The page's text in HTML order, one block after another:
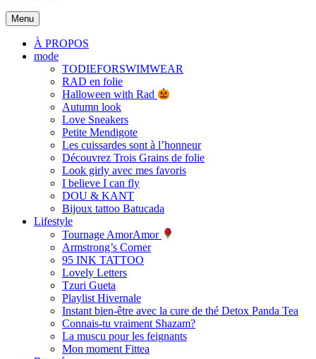
Menu
À PROPOS
mode
TODIEFORSWIMWEAR
RAD en folie
Halloween with Rad
Autumn look
Love Sneakers
Petite Mendigote
Les cuissardes sont à l’honneur
Découvrez Trois Grains de folie
Look girly avec mes favoris
I believe I can fly
DOU & KANT
Bijoux tattoo Batucada
Lifestyle
Tournage AmorAmor
Armstrong’s Corner
95 INK TATTOO
Lovely Letters
Tzuri Gueta
Playlist Hivernale
Instant bien-être avec la cure de thé Detox Panda Tea
Connais-tu vraiment Shazam?
La muscu pour les feignants
Mon moment Fittea